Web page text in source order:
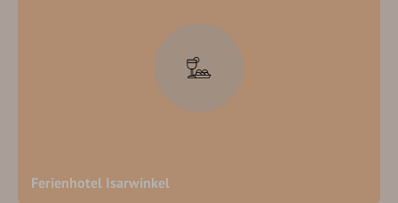
Ferienhotel Isarwinkel